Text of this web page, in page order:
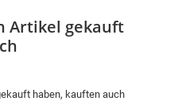
Artikel gekauft
haben, kauften auch